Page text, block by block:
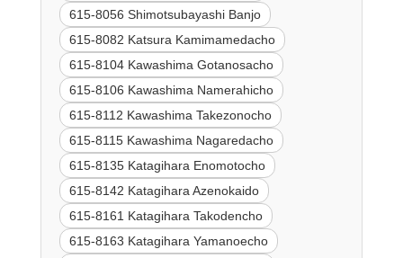
615-8056 Shimotsubayashi Banjo
615-8082 Katsura Kamimamedacho
615-8104 Kawashima Gotanosacho
615-8106 Kawashima Namerahicho
615-8112 Kawashima Takezonocho
615-8115 Kawashima Nagaredacho
615-8135 Katagihara Enomotocho
615-8142 Katagihara Azenokaido
615-8161 Katagihara Takodencho
615-8163 Katagihara Yamanoecho